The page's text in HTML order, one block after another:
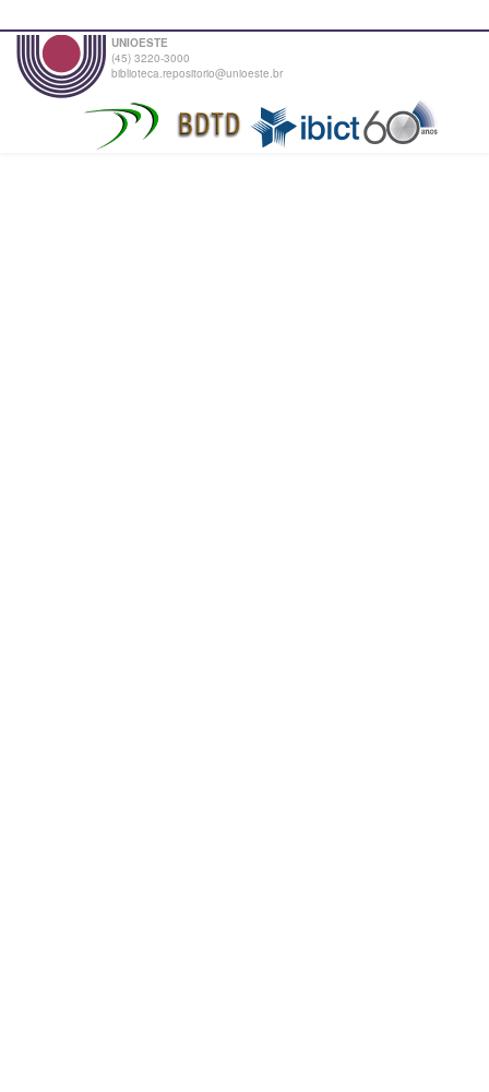
UNIOESTE
(45) 3220-3000
biblioteca.repositorio@unioeste.br